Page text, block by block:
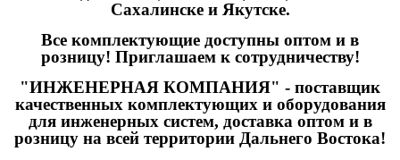
Сахалинске и Якутске.
Все комплектующие доступны оптом и в
розницу! Приглашаем к сотрудничеству!
"ИНЖЕНЕРНАЯ КОМПАНИЯ" - поставщик
качественных комплектующих и оборудования
для инженерных систем, доставка оптом и в
розницу на всей территории Дальнего Востока!